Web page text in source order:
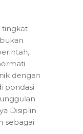
tingkat
dengan
pondasi
Disiplin
sebagai